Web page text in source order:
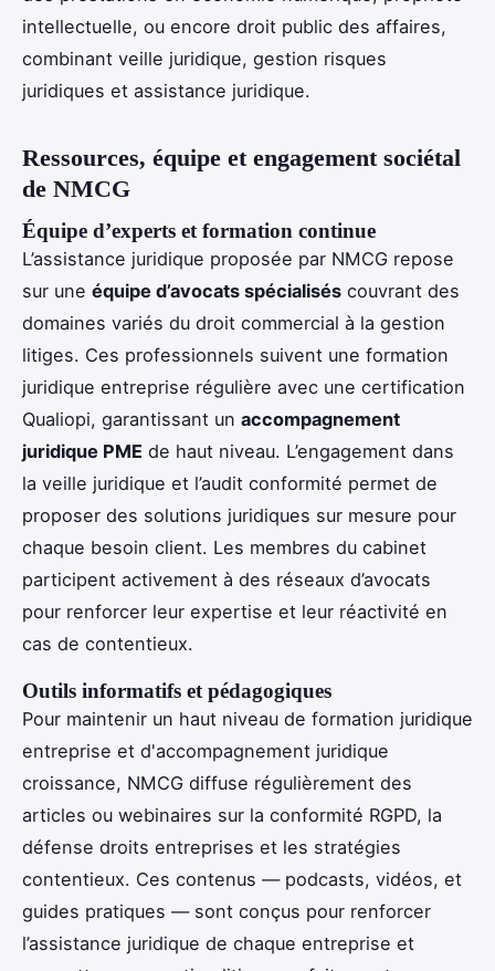
intellectuelle, ou encore droit public des affaires,
combinant veille juridique, gestion risques
juridiques et assistance juridique.
Ressources, équipe et engagement sociétal
de NMCG
Équipe d’experts et formation continue
L’assistance juridique proposée par NMCG repose
sur une équipe d’avocats spécialisés couvrant des
domaines variés du droit commercial à la gestion
litiges. Ces professionnels suivent une formation
juridique entreprise régulière avec une certification
Qualiopi, garantissant un accompagnement
juridique PME de haut niveau. L’engagement dans
la veille juridique et l’audit conformité permet de
proposer des solutions juridiques sur mesure pour
chaque besoin client. Les membres du cabinet
participent activement à des réseaux d’avocats
pour renforcer leur expertise et leur réactivité en
cas de contentieux.
Outils informatifs et pédagogiques
Pour maintenir un haut niveau de formation juridique
entreprise et d'accompagnement juridique
croissance, NMCG diffuse régulièrement des
articles ou webinaires sur la conformité RGPD, la
défense droits entreprises et les stratégies
contentieux. Ces contenus — podcasts, vidéos, et
guides pratiques — sont conçus pour renforcer
l’assistance juridique de chaque entreprise et